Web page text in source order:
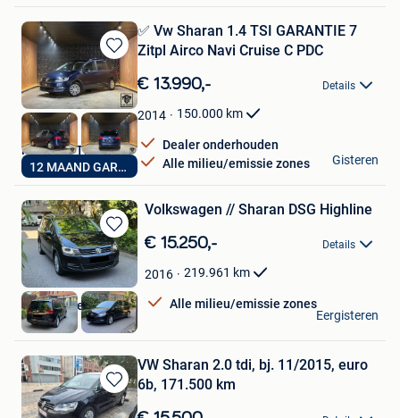
Bewaren
in
Mijn
Favorieten
12 MAAND GARANTIE
✅ Vw Sharan 1.4 TSI GARANTIE 7
Zitpl Airco Navi Cruise C PDC
€ 13.990,- Details
2014 150.000 km
Dealer onderhouden
Alle milieu/emissie zones
MBM Car Trade
Genk
Gisteren
Bewaren
in
Mijn
Favorieten
Volkswagen // Sharan DSG Highline
€ 15.250,- Details
2016 219.961 km
Alle milieu/emissie zones
Autohandel Ez
Hoboken
Eergisteren
Bewaren
in
VW Sharan 2.0 tdi, bj. 11/2015, euro
6b, 171.500 km